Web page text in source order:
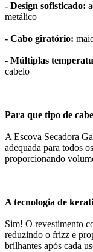
- Design sofisticado:
metálico
- Cabo giratório:
- Múltiplas
cabelo
Para que tipo de
A Escova Secadora
adequada para todos
proporcionando
A tecnologia de
Sim! O revestimento
reduzindo o frizz e
brilhantes após cada